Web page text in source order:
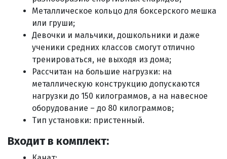
Металлическое кольцо для боксерского мешка
или груши;
Девочки и мальчики, дошкольники и даже
ученики средних классов смогут отлично
тренироваться, не выходя из дома;
Рассчитан на большие нагрузки: на
металлическую конструкцию допускаются
нагрузки до 150 килограммов, а на навесное
оборудование – до 80 килограммов;
Тип установки: пристенный.
Входит в комплект: